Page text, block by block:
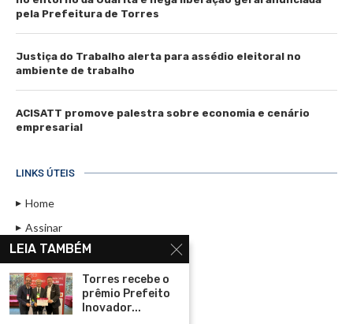
pela Prefeitura de Torres
Justiça do Trabalho alerta para assédio eleitoral no
ambiente de trabalho
ACISATT promove palestra sobre economia e cenário
empresarial
LINKS ÚTEIS
Home
Assinar
Contato
Política de Privacidade
Rádio Maristela - Ao Vivo
LEIA TAMBÉM
Torres recebe o
prêmio Prefeito
Inovador...